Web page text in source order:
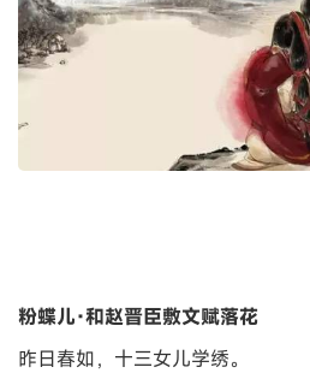
粉蝶儿·和赵晋臣敷文赋落花
昨日春如，十三女儿学绣。